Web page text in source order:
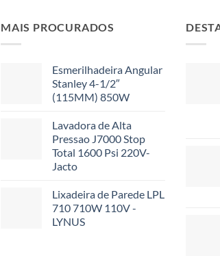
MAIS PROCURADOS
Esmerilhadeira Angular
Stanley 4-1/2″
(115MM) 850W
Lavadora de Alta
Pressao J7000 Stop
Total 1600 Psi 220V-
Jacto
Lixadeira de Parede LPL
710 710W 110V -
LYNUS